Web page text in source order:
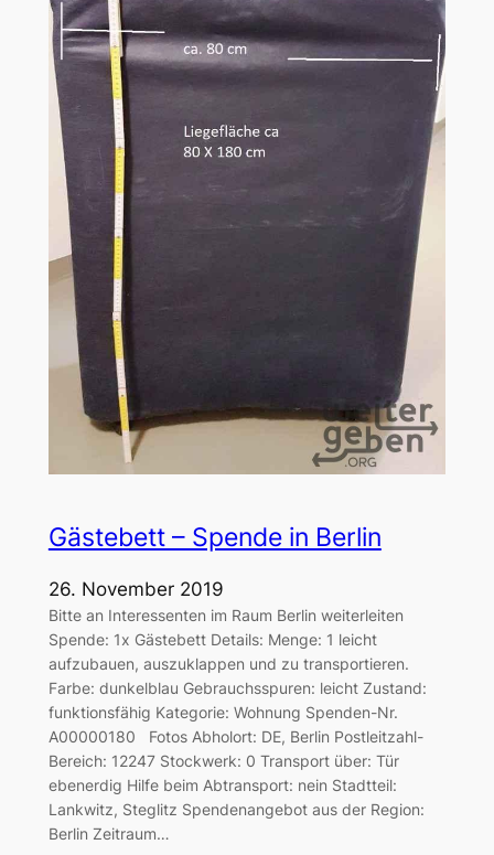
Gästebett – Spende in Berlin
26. November 2019
Bitte an Interessenten im Raum Berlin weiterleiten
Spende: 1x Gästebett Details: Menge: 1 leicht
aufzubauen, auszuklappen und zu transportieren.
Farbe: dunkelblau Gebrauchsspuren: leicht Zustand:
funktionsfähig Kategorie: Wohnung Spenden-Nr.
A00000180 Fotos Abholort: DE, Berlin Postleitzahl-
Bereich: 12247 Stockwerk: 0 Transport über: Tür
ebenerdig Hilfe beim Abtransport: nein Stadtteil:
Lankwitz, Steglitz Spendenangebot aus der Region:
Berlin Zeitraum…